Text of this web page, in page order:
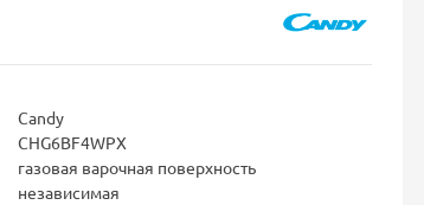
Candy
CHG6BF4WPX
газовая варочная поверхность
независимая